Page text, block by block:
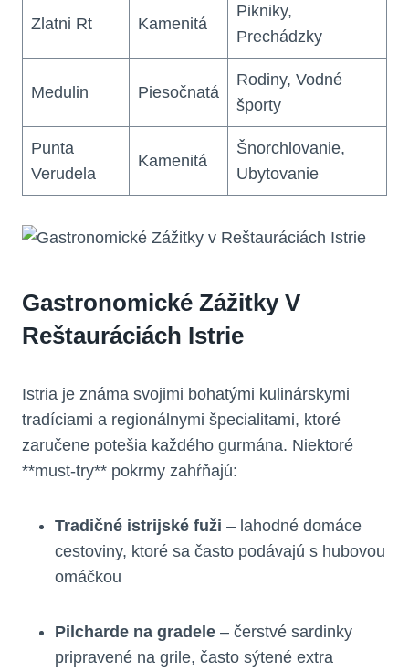
Zlatni Rt Kamenitá
Pikniky,
Prechádzky
Medulin Piesočnatá
Rodiny, Vodné
športy
Punta
Verudela
Kamenitá
Šnorchlovanie,
Ubytovanie
Gastronomické Zážitky V
Reštauráciách Istrie
Istria je známa svojimi bohatými kulinárskymi
tradíciami a regionálnymi špecialitami, ktoré
zaručene potešia každého gurmána. Niektoré
**must-try** pokrmy zahŕňajú:
Tradičné istrijské fuži – lahodné domáce
cestoviny, ktoré sa často podávajú s hubovou
omáčkou
Pilcharde na gradele – čerstvé sardinky
pripravené na grile, často sýtené extra